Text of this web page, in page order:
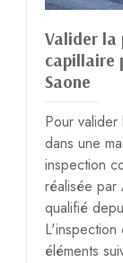
Valider la
capillaire
Saone
Pour
dans une
inspection
réalisée par
qualifié
L'inspection
éléments